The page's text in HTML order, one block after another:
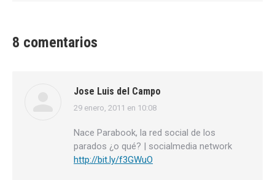
8 comentarios
Jose Luis del Campo
dice:
29 enero, 2011 en 10:08
Nace Parabook, la red social de los
parados ¿o qué? | socialmedia network
http://bit.ly/f3GWuO